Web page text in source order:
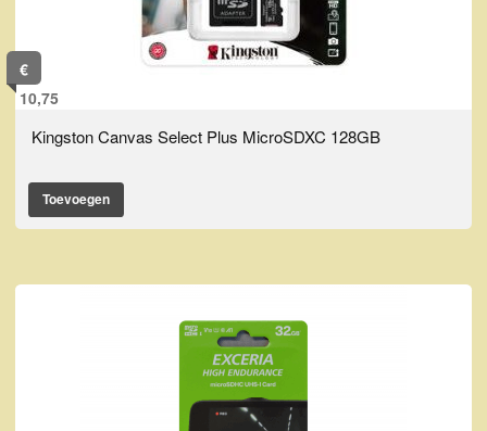
€
10,75
Kingston Canvas Select Plus MicroSDXC 128GB
Toevoegen